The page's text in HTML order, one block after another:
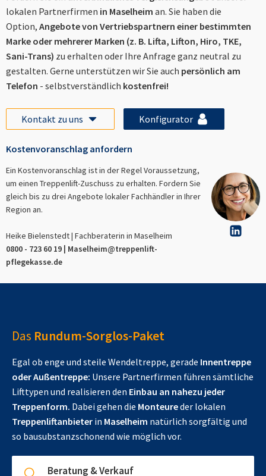
lokalen Partnerfirmen in Maselheim an. Sie haben die
Option, Angebote von Vertriebspartnern einer bestimmten
Marke oder mehrerer Marken (z. B. Lifta, Lifton, Hiro, TKE,
Sani-Trans) zu erhalten oder Ihre Anfrage ganz neutral zu
gestalten. Gerne unterstützen wir Sie auch persönlich am
Telefon - selbstverständlich kostenfrei!
Kontakt zu uns Konfigurator
Kostenvoranschlag anfordern
Ein Kostenvoranschlag ist in der Regel Voraussetzung,
um einen Treppenlift-Zuschuss zu erhalten. Fordern Sie
gleich bis zu drei Angebote lokaler Fachhändler in Ihrer
Region an.
Heike Bielenstedt | Fachberaterin in Maselheim
0800 - 723 60 19 | Maselheim@treppenlift-
pflegekasse.de
Das Rundum-Sorglos-Paket
Egal ob enge und steile Wendeltreppe, gerade Innentreppe
oder Außentreppe: Unsere Partnerfirmen führen sämtliche
Lifttypen und realisieren den Einbau an nahezu jeder
Treppenform. Dabei gehen die Monteureder lokalen
Treppenliftanbieter in Maselheim natürlich sorgfältig und
so bausubstanzschonend wie möglich vor.
Beratung & Verkauf